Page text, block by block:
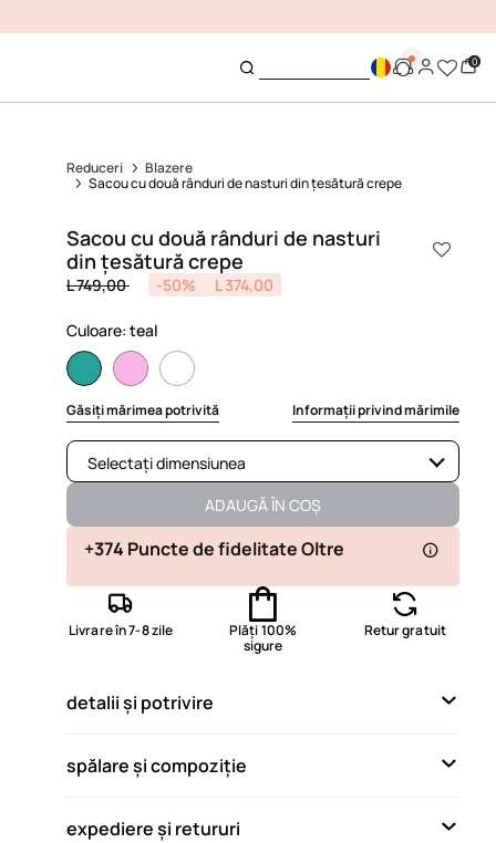
0
Reduceri
Blazere
Sacou cu două rânduri de nasturi din țesătură crepe
Sacou cu două rânduri de nasturi
din țesătură crepe
Price reduced from
L 749,00to -50% L 374,00
Culoare: teal
selected
Găsiți mărimea potrivită Informații privind mărimile
Selectați dimensiunea
Disponibil
Disponibil
Ultimul disponibil
ADAUGĂ ÎN COȘ
+374 Puncte de fidelitate Oltre
Livrare în 7-8 zile
Plăți 100%
sigure
Retur gratuit
detalii și potrivire
spălare și compoziție
expediere și retururi